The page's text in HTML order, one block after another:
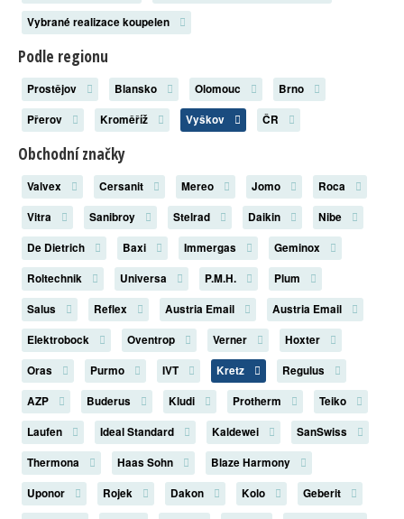
Vybrané realizace koupelen
Podle regionu
Prostějov Blansko Olomouc
Brno
Přerov
Kroměříž Vyškov ČR
Obchodní značky
Valvex Cersanit Mereo Jomo
Roca
Vitra
Sanibroy Stelrad Daikin
Nibe
De Dietrich
Baxi Immergas
Geminox
Roltechnik
Universa P.M.H.
Plum
Salus
Reflex Austria Email
Austria Email
Elektrobock
Oventrop Verner
Hoxter
Oras
Purmo IVT Kretz
Regulus
AZP
Buderus Kludi Protherm
Teiko
Laufen
Ideal Standard Kaldewei
SanSwiss
Thermona
Haas Sohn
Blaze Harmony
Uponor
Rojek Dakon Kolo
Geberit